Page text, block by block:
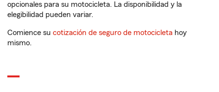
opcionales para su motocicleta. La disponibilidad y la
elegibilidad pueden variar.
Comience su cotización de seguro de motocicleta hoy
mismo.